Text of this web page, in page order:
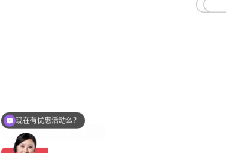
可以介绍下你们的产品么？